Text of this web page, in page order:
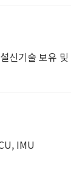
신기술 보유 및
IMU